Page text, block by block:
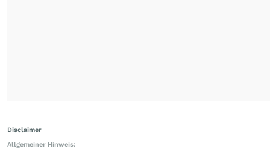
Disclaimer
Allgemeiner Hinweis: